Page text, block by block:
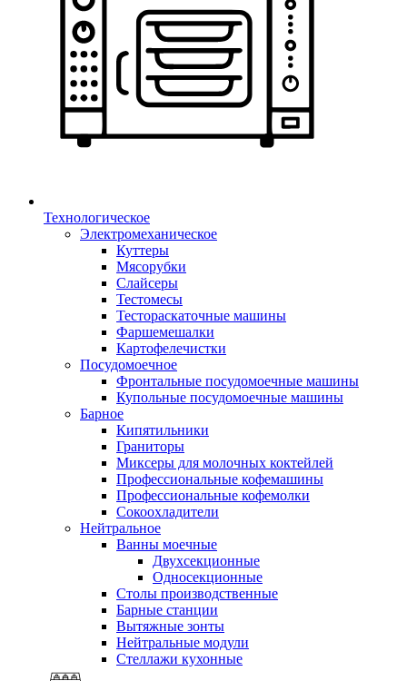
Технологическое
Электромеханическое
Куттеры
Мясорубки
Слайсеры
Тестомесы
Тестораскаточные машины
Фаршемешалки
Картофелечистки
Посудомоечное
Фронтальные посудомоечные машины
Купольные посудомоечные машины
Барное
Кипятильники
Граниторы
Миксеры для молочных коктейлей
Профессиональные кофемашины
Профессиональные кофемолки
Сокоохладители
Нейтральное
Ванны моечные
Двухсекционные
Односекционные
Столы производственные
Барные станции
Вытяжные зонты
Нейтральные модули
Стеллажи кухонные